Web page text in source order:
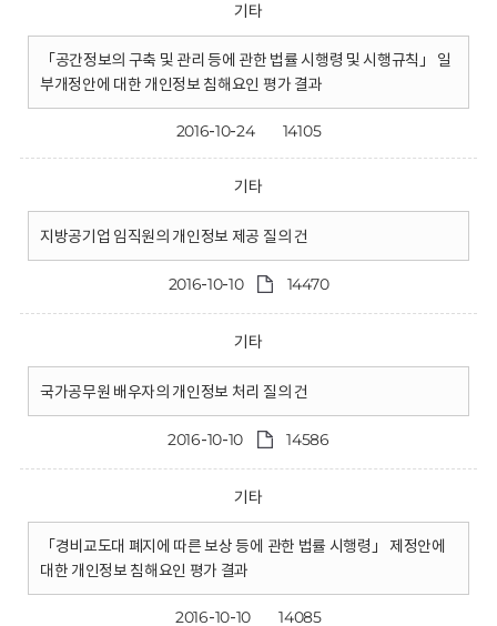
기타
「공간정보의 구축 및 관리 등에 관한 법률 시행령 및 시행규칙」 일
부개정안에 대한 개인정보 침해요인 평가 결과
2016-10-24 14105
기타
지방공기업 임직원의 개인정보 제공 질의 건
2016-10-10 14470
기타
국가공무원 배우자의 개인정보 처리 질의 건
2016-10-10 14586
기타
「경비교도대 폐지에 따른 보상 등에 관한 법률 시행령」 제정안에
대한 개인정보 침해요인 평가 결과
2016-10-10 14085